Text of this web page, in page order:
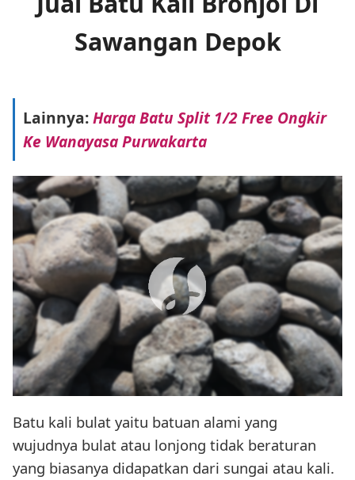
Sawangan Depok
Lainnya:Harga Batu Split 1/2 Free Ongkir
Ke Wanayasa Purwakarta
Batu kali bulat yaitu batuan alami yang
wujudnya bulat atau lonjong tidak beraturan
yang biasanya didapatkan dari sungai atau kali.